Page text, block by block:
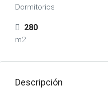
Dormitorios
280
m2
Descripción